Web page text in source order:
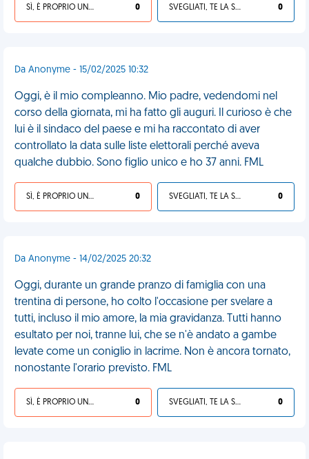
SÌ, È PROPRIO UNA VDM! 0 SVEGLIATI, TE LA SEI CERCATA! 0
Da Anonyme - 15/02/2025 10:32
Oggi, è il mio compleanno. Mio padre, vedendomi nel
corso della giornata, mi ha fatto gli auguri. Il curioso è che
lui è il sindaco del paese e mi ha raccontato di aver
controllato la data sulle liste elettorali perché aveva
qualche dubbio. Sono figlio unico e ho 37 anni. FML
SÌ, È PROPRIO UNA VDM! 0 SVEGLIATI, TE LA SEI CERCATA! 0
Da Anonyme - 14/02/2025 20:32
Oggi, durante un grande pranzo di famiglia con una
trentina di persone, ho colto l'occasione per svelare a
tutti, incluso il mio amore, la mia gravidanza. Tutti hanno
esultato per noi, tranne lui, che se n'è andato a gambe
levate come un coniglio in lacrime. Non è ancora tornato,
nonostante l'orario previsto. FML
SÌ, È PROPRIO UNA VDM! 0 SVEGLIATI, TE LA SEI CERCATA! 0